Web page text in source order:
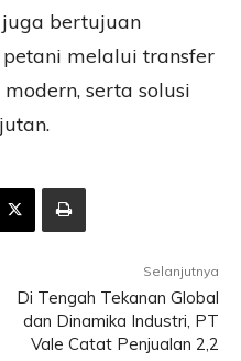
bertujuan
melalui transfer
serta solusi
Selanjutnya
Di Tengah Tekanan Global
dan Dinamika Industri, PT
Vale Catat Penjualan 2,2